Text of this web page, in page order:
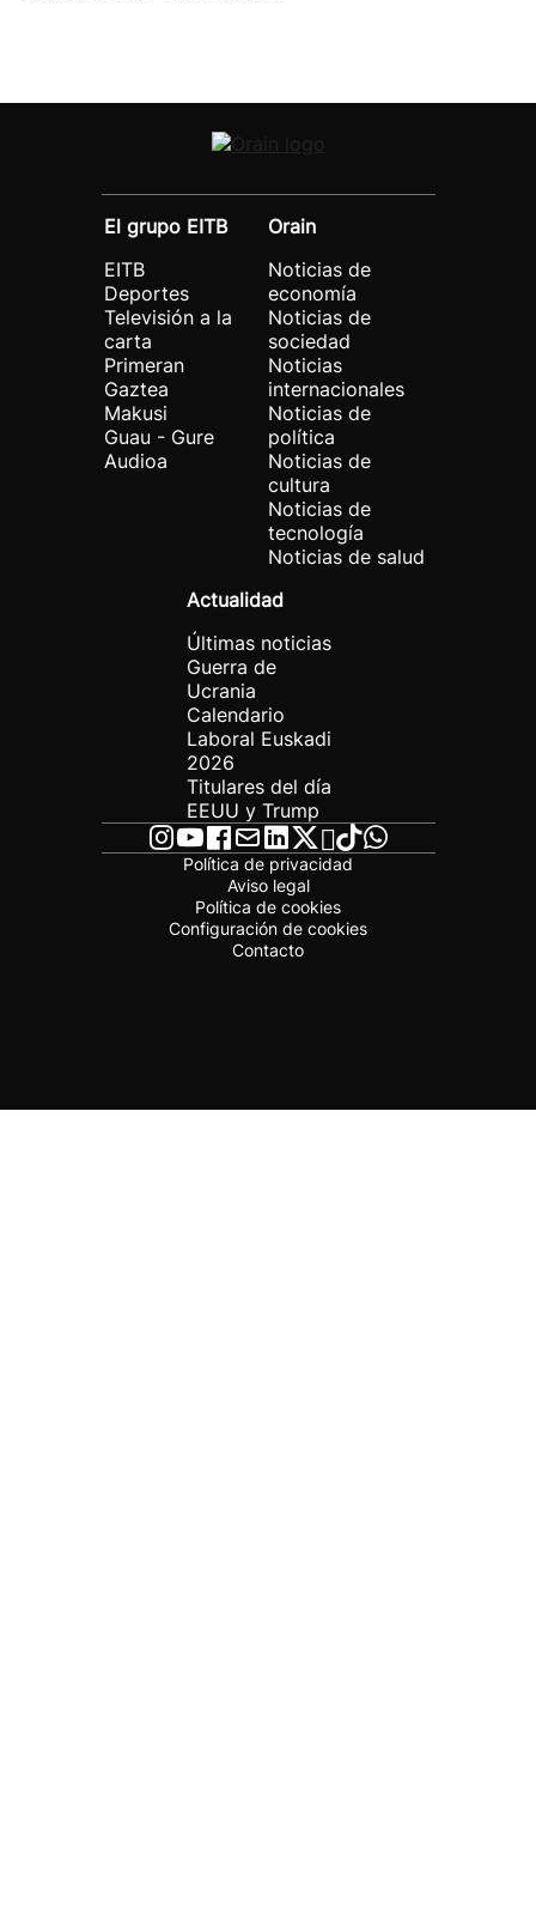
El grupo EITB
EITB
Deportes
Televisión a la
carta
Primeran
Gaztea
Makusi
Guau - Gure
Audioa
Orain
Noticias de
economía
Noticias de
sociedad
Noticias
internacionales
Noticias de
política
Noticias de
cultura
Noticias de
tecnología
Noticias de salud
Actualidad
Últimas noticias
Guerra de
Ucrania
Calendario
Laboral Euskadi
2026
Titulares del día
EEUU y Trump
Política de privacidad
Aviso legal
Política de cookies
Configuración de cookies
Contacto